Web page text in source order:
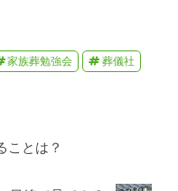
家族葬勉強会 葬儀社
ことは？